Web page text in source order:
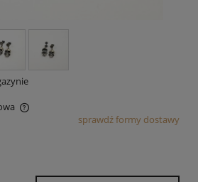
kosztów płatności
sprawdź formy dostawy